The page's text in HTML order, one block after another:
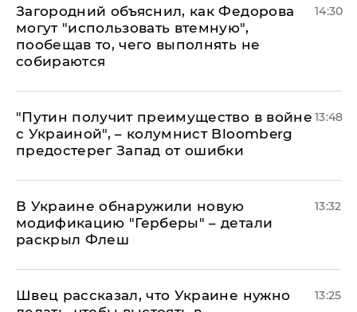
Загородний объяснил, как Федорова
могут "использовать втемную",
пообещав то, чего выполнять не
собираются
14:30
"Путин получит преимущество в войне
с Украиной", – колумнист Bloomberg
предостерег Запад от ошибки
13:48
В Украине обнаружили новую
модификацию "Герберы" – детали
раскрыл Флеш
13:32
Швец рассказал, что Украине нужно
13:25